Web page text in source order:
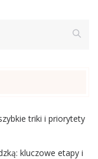
triki i priorytety
kluczowe etapy i